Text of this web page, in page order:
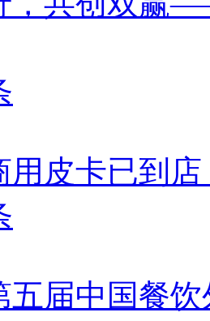
用皮卡已到
五届中国餐